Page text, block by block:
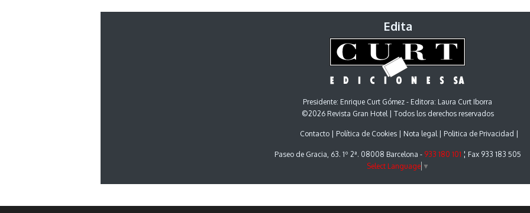
Edita
Presidente: Enrique Curt Gómez - Editora: Laura Curt Iborra
©2026 Revista Gran Hotel | Todos los derechos reservados
Contacto Política de Cookies Nota legal Politica de Privacidad
Paseo de Gracia, 63. 1º 2ª. 08008 Barcelona - 933 180 101 ¦ Fax 933 183 505
Select Language ▼